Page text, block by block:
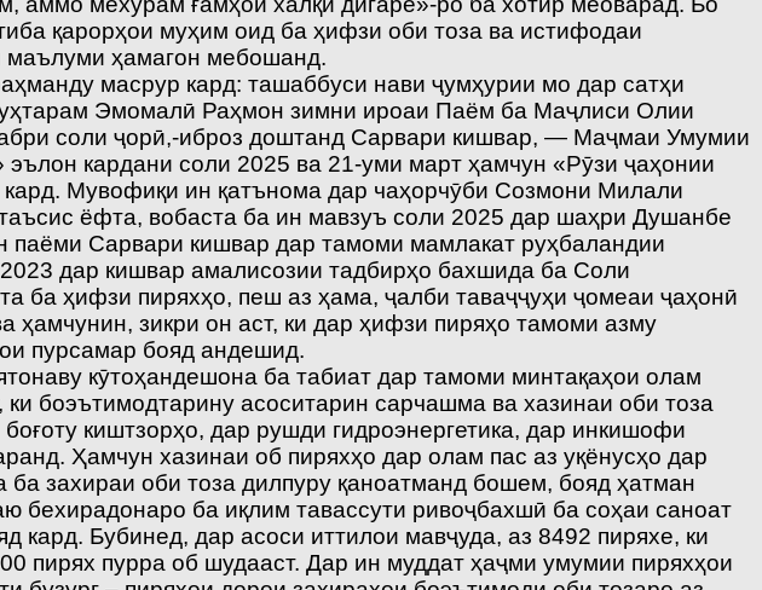
қарорҳои муҳим оид ба ҳифзи оби тоза ва истифодаи
маълуми ҳамагон мебошанд.
масрур кард: ташаббуси нави ҷумҳурии мо дар сатҳи
Эмомалӣ Раҳмон зимни ироаи Паём ба Маҷлиси Олии
соли ҷорӣ,-иброз доштанд Сарвари кишвар, — Маҷмаи Умумии
кардани соли 2025 ва 21-уми март ҳамчун «Рӯзи ҷаҳонии
кард. Мувофиқи ин қатънома дар чаҳорчӯби Созмони Милали
ёфта, вобаста ба ин мавзуъ соли 2025 дар шаҳри Душанбе
Сарвари кишвар дар тамоми мамлакат руҳбаландии
дар кишвар амалисозии тадбирҳо бахшида ба Соли
ба ҳифзи пиряхҳо, пеш аз ҳама, ҷалби таваҷҷуҳи ҷомеаи ҷаҳонӣ
зикри он аст, ки дар ҳифзи пиряҳо тамоми азму
пурсамар бояд андешид.
кӯтоҳандешона ба табиат дар тамоми минтақаҳои олам
боэътимодтарину асоситарин сарчашма ва хазинаи оби тоза
киштзорҳо, дар рушди гидроэнергетика, дар инкишофи
Ҳамчун хазинаи об пиряхҳо дар олам пас аз уқёнусҳо дар
захираи оби тоза дилпуру қаноатманд бошем, бояд ҳатман
ба иқлим тавассути ривоҷбахшӣ ба соҳаи саноат
Бубинед, дар асоси иттилои мавҷуда, аз 8492 пиряхе, ки
пирях пурра об шудааст. Дар ин муддат ҳаҷми умумии пиряхҳои